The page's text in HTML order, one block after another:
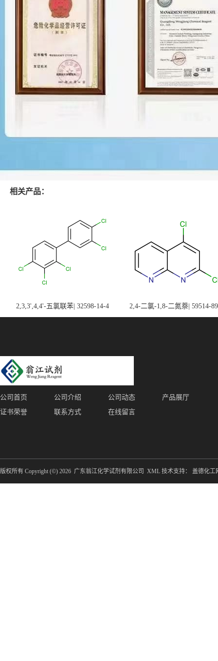
相关产品：
2,3,3',4,4'-五氯联苯| 32598-14-4 2,4-二氯-1,8-二氮萘| 59514-
公司首页 公司介绍 公司动态
产品展厅
证书荣誉
联系方式 在线留言
版权所有 Copyright (©) 2026 广东翁江化学试剂有限公司 XML 技术支持： 盖德化工